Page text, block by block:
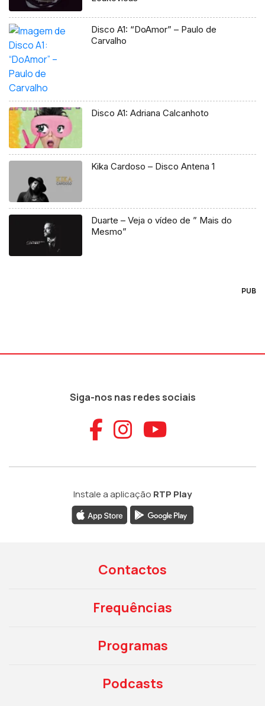
Disco A1: “DoAmor” – Paulo de
Carvalho
Disco A1: Adriana Calcanhoto
Kika Cardoso – Disco Antena 1
Duarte – Veja o vídeo de ” Mais do
Mesmo”
PUB
Siga-nos nas redes sociais
Aceder ao
Aceder ao
Aceder
Instale a aplicação RTP Play
Contactos
Frequências
Programas
Podcasts